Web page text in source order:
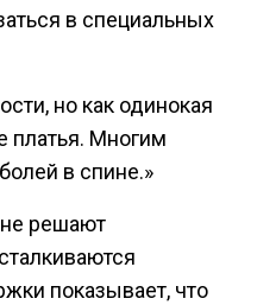
в специальных
но как одинокая
платья. Многим
в спине.»
решают
показывает, что